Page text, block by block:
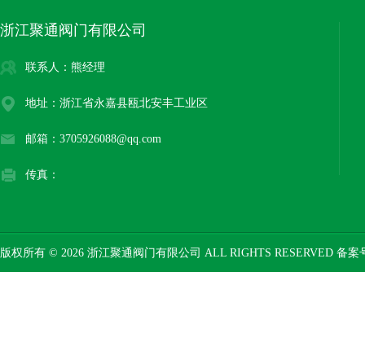
浙江聚通阀门有限公司
联系人：熊经理
地址：浙江省永嘉县瓯北安丰工业区
邮箱：3705926088@qq.com
传真：
版权所有 © 2026 浙江聚通阀门有限公司 ALL RIGHTS RESERVED 备案